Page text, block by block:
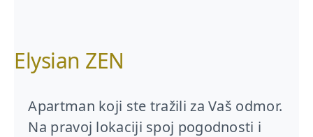
Elysian ZEN
Apartman koji ste tražili za Vaš odmor.
Na pravoj lokaciji spoj pogodnosti i